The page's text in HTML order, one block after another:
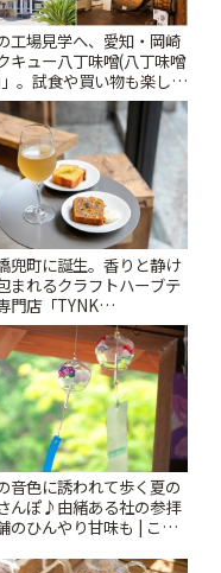
工場見学へ、愛知・岡崎
クキュー八丁味噌(八丁味噌
。試食や買い物も楽しみ
りっぷ
兜町に誕生。香りと静け
まれるクラフトハーブテ
門店「TYNK
」 | ことりっぷ
音色に誘われて歩く夏の
んぽ♪由緒ある社の参拝
のひんやり甘味も | こと